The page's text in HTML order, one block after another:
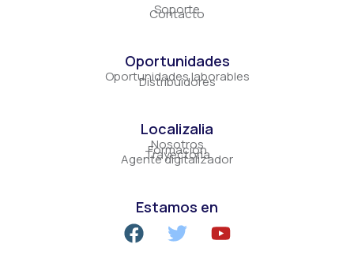
Soporte
Contacto
Oportunidades
Oportunidades laborables
Distribuidores
Localizalia
Nosotros
Formación
Trayectoria
Agente digitalizador
Estamos en